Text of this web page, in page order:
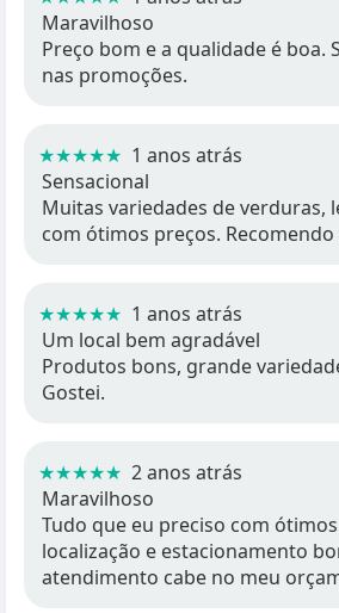
Maravilhoso
Preço bom e a qualidade é boa.
nas promoções.
★★★★★ 1 anos atrás
Sensacional
Muitas variedades de verduras,
com ótimos preços. Recomendo
★★★★★ 1 anos atrás
Um local bem agradável
Produtos bons, grande
Gostei.
★★★★★ 2 anos atrás
Maravilhoso
Tudo que eu preciso com
localização e estacionamento
atendimento cabe no meu